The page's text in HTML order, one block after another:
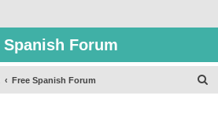
Spanish Forum
Free Spanish Forum